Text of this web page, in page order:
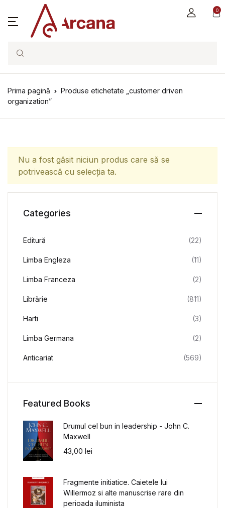
0
Search
Prima pagină
Produse etichetate „customer driven
organization”
Nu a fost găsit niciun produs care să se
potrivească cu selecția ta.
Categories
Editură (22)
Limba Engleza (11)
Limba Franceza (2)
Librărie (811)
Harti (3)
Limba Germana (2)
Anticariat (569)
Featured Books
Drumul cel bun in leadership - John C.
Maxwell
43,00 lei
Fragmente initiatice. Caietele lui
Willermoz si alte manuscrise rare din
perioada iluminista